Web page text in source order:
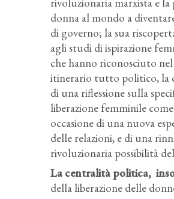
donna al mondo a
di governo; la sua
agli studi di ispirazione
che hanno riconosciuto
itinerario tutto politico, la
di una riflessione sulla
liberazione femminile come
occasione di una nuova
delle relazioni, e di una
rivoluzionaria possibilità
La centralità politica,
della liberazione delle